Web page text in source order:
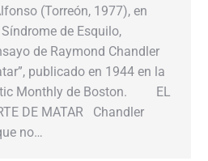
(Torreón, 1977), en
de Esquilo,
de Raymond Chandler
publicado en 1944 en la
Monthly de Boston. EL
DE MATAR Chandler
no…